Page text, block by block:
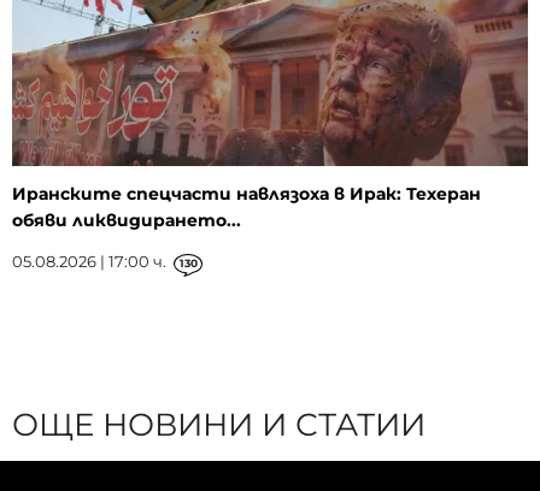
Иранските спецчасти навлязоха в Ирак: Техеран
обяви ликвидирането...
05.08.2026 | 17:00 ч. 130
ОЩЕ НОВИНИ И СТАТИИ